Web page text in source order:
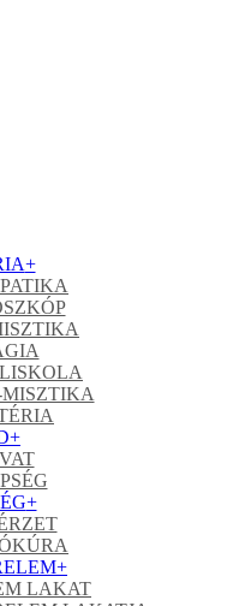
+
MISZTIKA
+
+
+
LAKAT